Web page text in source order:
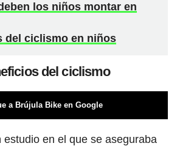
los niños montar en
del ciclismo en niños
del ciclismo
a Brújula Bike en Google
estudio en el que se aseguraba